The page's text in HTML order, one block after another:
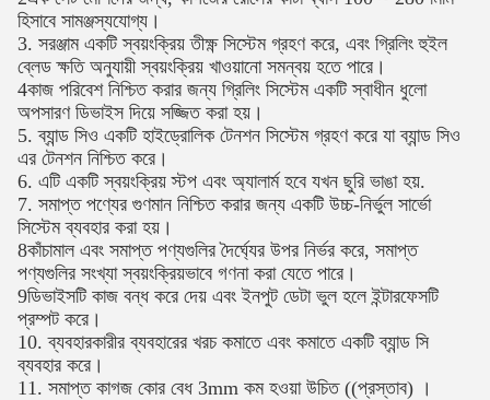
হিসাবে সামঞ্জস্যযোগ্য।
3. সরঞ্জাম একটি স্বয়ংক্রিয় তীক্ষ্ণ সিস্টেম গ্রহণ করে, এবং গ্রিলিং হুইল
ব্লেড ক্ষতি অনুযায়ী স্বয়ংক্রিয় খাওয়ানো সমন্বয় হতে পারে।
4কাজ পরিবেশ নিশ্চিত করার জন্য গ্রিলিং সিস্টেম একটি স্বাধীন ধুলো
অপসারণ ডিভাইস দিয়ে সজ্জিত করা হয়।
5. ব্যান্ড সিও একটি হাইড্রোলিক টেনশন সিস্টেম গ্রহণ করে যা ব্যান্ড সিও
এর টেনশন নিশ্চিত করে।
6. এটি একটি স্বয়ংক্রিয় স্টপ এবং অ্যালার্ম হবে যখন ছুরি ভাঙা হয়.
7. সমাপ্ত পণ্যের গুণমান নিশ্চিত করার জন্য একটি উচ্চ-নির্ভুল সার্ভো
সিস্টেম ব্যবহার করা হয়।
8কাঁচামাল এবং সমাপ্ত পণ্যগুলির দৈর্ঘ্যের উপর নির্ভর করে, সমাপ্ত
পণ্যগুলির সংখ্যা স্বয়ংক্রিয়ভাবে গণনা করা যেতে পারে।
9ডিভাইসটি কাজ বন্ধ করে দেয় এবং ইনপুট ডেটা ভুল হলে ইন্টারফেসটি
প্রম্পট করে।
10. ব্যবহারকারীর ব্যবহারের খরচ কমাতে এবং কমাতে একটি ব্যান্ড সি
ব্যবহার করে।
11. সমাপ্ত কাগজ কোর বেধ 3mm কম হওয়া উচিত ((প্রস্তাব) ।